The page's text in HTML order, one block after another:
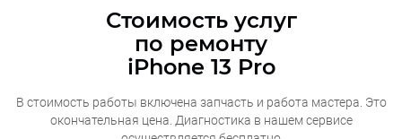
Стоимость услуг
по ремонту
iPhone 13 Pro
В стоимость работы включена запчасть и работа мастера. Это
окончательная цена. Диагностика в нашем сервисе